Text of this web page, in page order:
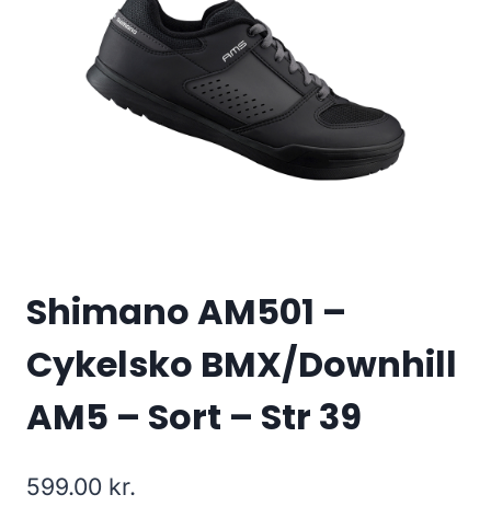
Shimano AM501 –
Cykelsko BMX/Downhill
AM5 – Sort – Str 39
599.00 kr.